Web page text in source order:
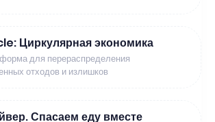
Циркулярная экономика
для перераспределения
отходов и излишков
Спасаем еду вместе